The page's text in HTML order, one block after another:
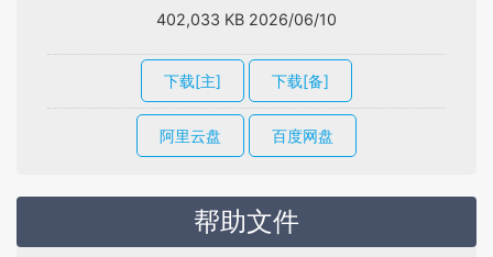
402,033 KB 2026/06/10
下载[主] 下载[备]
阿里云盘 百度网盘
帮助文件